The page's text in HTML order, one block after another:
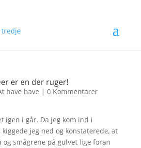
er en der ruger!
have have | 0 Kommentarer
igen i går. Da jeg kom ind i
jeg ned og konstaterede, at
smågrene på gulvet lige foran